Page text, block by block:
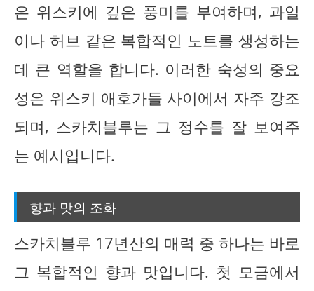
은 위스키에 깊은 풍미를 부여하며, 과일
이나 허브 같은 복합적인 노트를 생성하는
데 큰 역할을 합니다. 이러한 숙성의 중요
성은 위스키 애호가들 사이에서 자주 강조
되며, 스카치블루는 그 정수를 잘 보여주
는 예시입니다.
향과 맛의 조화
스카치블루 17년산의 매력 중 하나는 바로
그 복합적인 향과 맛입니다. 첫 모금에서